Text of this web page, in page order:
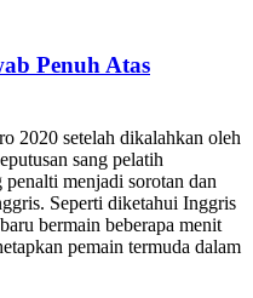
Penuh Atas
2020 setelah dikalahkan oleh
sang pelatih
menjadi sorotan dan
Seperti diketahui Inggris
bermain beberapa menit
pemain termuda dalam